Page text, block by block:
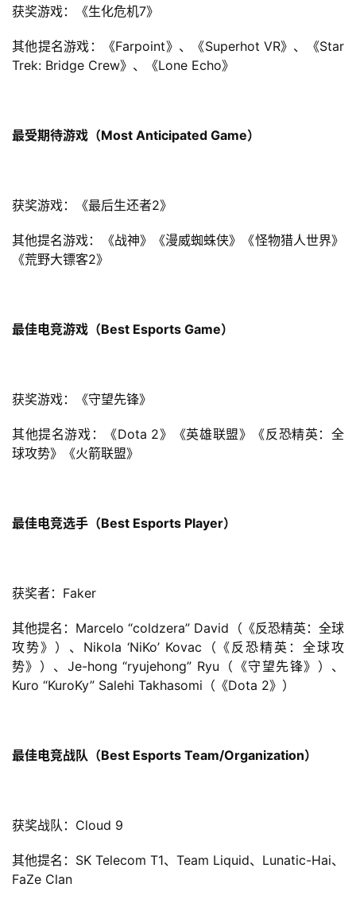
业
手
戏
游
戏
戏
0
5
第
金
7
月
3
日
接
获奖游戏：《生化危机7》
其他提名游戏：《Farpoint》、《Superhot VR》、《Star
Trek: Bridge Crew》、《Lone Echo》
最受期待游戏（Most Anticipated Game）
获奖游戏：《最后生还者2》
其他提名游戏：《战神》《漫威蜘蛛侠》《怪物猎人世界》
《荒野大镖客2》
最佳电竞游戏（Best Esports Game）
获奖游戏：《守望先锋》
其他提名游戏：《Dota 2》《英雄联盟》《反恐精英：全
球攻势》《火箭联盟》
最佳电竞选手（Best Esports Player）
获奖者：Faker
其他提名：Marcelo “coldzera” David（《反恐精英：全球
攻势》）、Nikola ‘NiKo’ Kovac（《反恐精英：全球攻
势》）、Je-hong “ryujehong” Ryu（《守望先锋》）、
Kuro “KuroKy” Salehi Takhasomi（《Dota 2》）
最佳电竞战队（Best Esports Team/Organization）
获奖战队：Cloud 9
其他提名：SK Telecom T1、Team Liquid、Lunatic-Hai、
FaZe Clan